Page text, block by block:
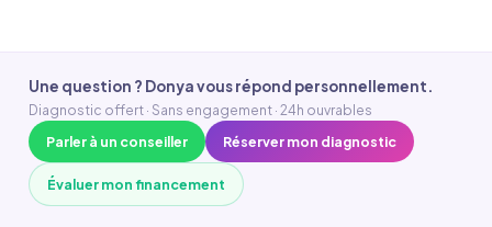
Une question ? Donya vous répond personnellement.
Diagnostic offert · Sans engagement · 24h ouvrables
Parler à un conseiller
Réserver mon diagnostic
Évaluer mon financement